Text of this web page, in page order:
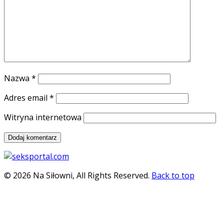
Nazwa *
Adres email *
Witryna internetowa
© 2026 Na Siłowni, All Rights Reserved. Back to top